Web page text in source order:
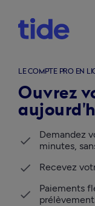
LE COMPTE PRO EN
Ouvrez
Demandez
minutes,
Recevez
Paiements